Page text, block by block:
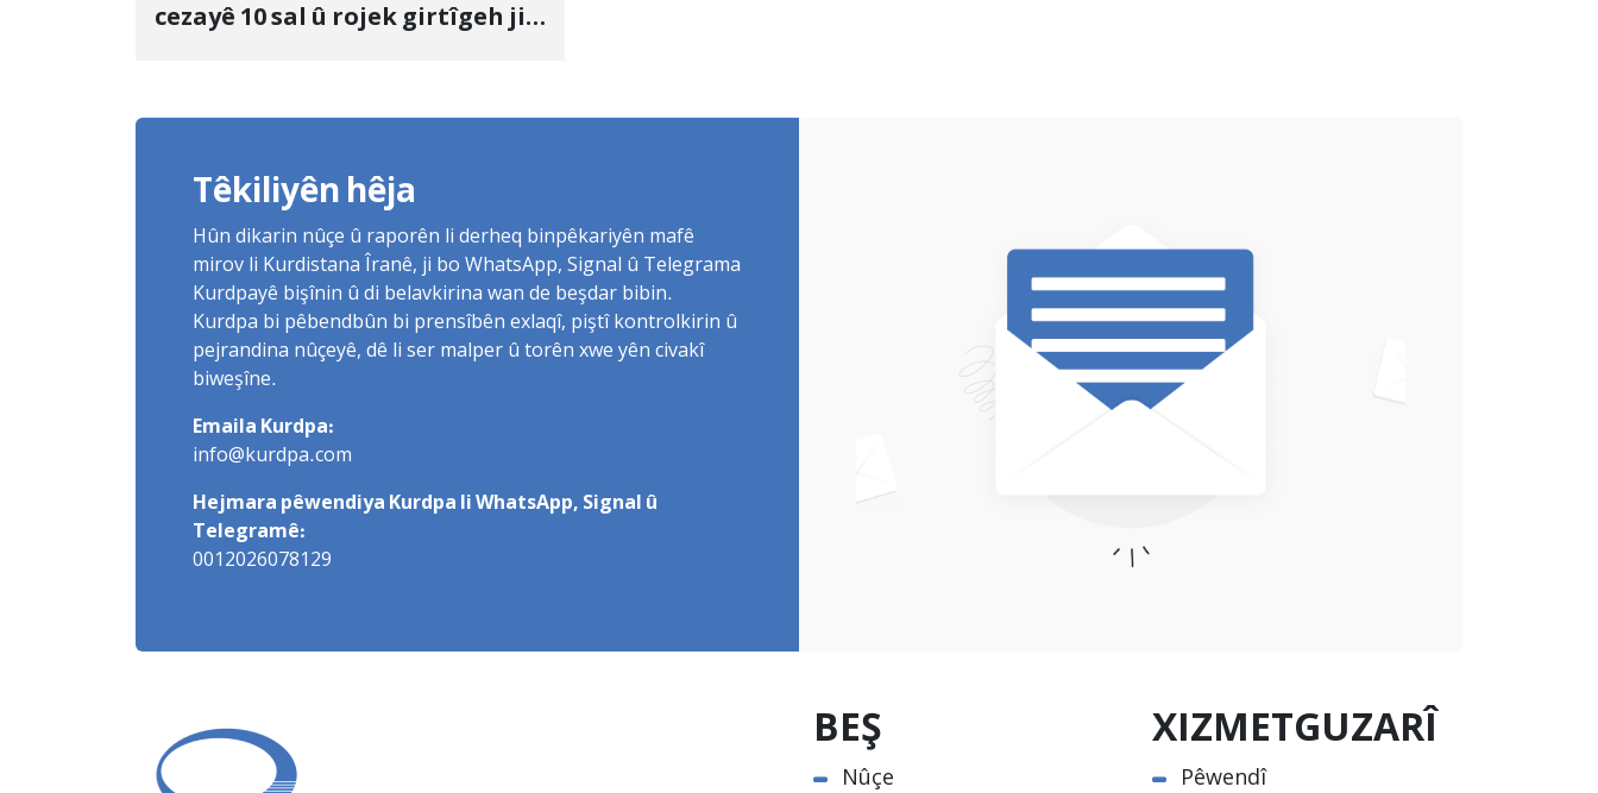
cezayê 10 sal û rojek girtîgeh ji
Têkiliyên hêja
Hûn dikarin nûçe û raporên li derheq binpêkariyên mafê
mirov li Kurdistana Îranê, ji bo WhatsApp, Signal û Telegrama
Kurdpayê bişînin û di belavkirina wan de beşdar bibin.
Kurdpa bi pêbendbûn bi prensîbên exlaqî, piştî kontrolkirin û
pejrandina nûçeyê, dê li ser malper û torên xwe yên civakî
biweşîne.
Emaila Kurdpa:
info@kurdpa.com
Hejmara pêwendiya Kurdpa li WhatsApp, Signal û
Telegramê:
0012026078129
BEŞ
Nûçe
XIZMETGUZARÎ
Pêwendî